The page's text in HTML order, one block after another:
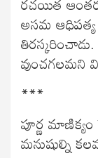
అసమ ఆధిపత్య
వుంచగలమని
***
పూర్ణ
మనుషుల్ని